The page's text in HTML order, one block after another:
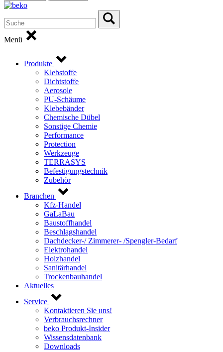
Menü
Produkte
Klebstoffe
Dichtstoffe
Aerosole
PU-Schäume
Klebebänder
Chemische Dübel
Sonstige Chemie
Performance
Protection
Werkzeuge
TERRASYS
Befestigungstechnik
Zubehör
Branchen
Kfz-Handel
GaLaBau
Baustoffhandel
Beschlagshandel
Dachdecker-/ Zimmerer- /Spengler-Bedarf
Elektrohandel
Holzhandel
Sanitärhandel
Trockenbauhandel
Aktuelles
Service
Kontaktieren Sie uns!
Verbrauchsrechner
beko Produkt-Insider
Wissensdatenbank
Downloads